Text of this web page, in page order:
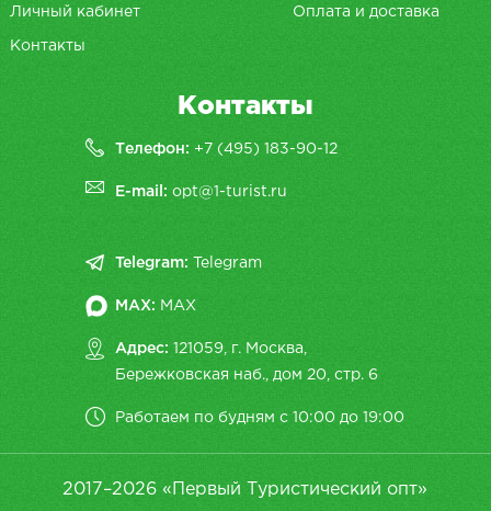
Личный кабинет Оплата и доставка
Контакты
Контакты
Телефон: +7 (495) 183-90-12
E-mail:opt@1-turist.ru
Telegram: Telegram
MAX: MAX
Адрес:
121059, г. Москва,
Бережковская наб., дом 20, cтр. 6
Работаем по будням с 10:00 до 19:00
2017–2026 «Первый Туристический опт»